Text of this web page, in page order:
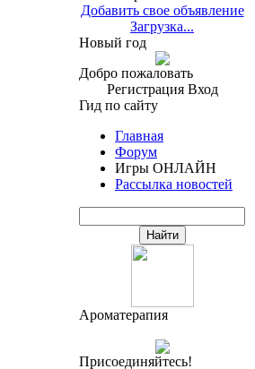
Добавить свое объявление
Загрузка...
Новый год
Добро пожаловать
Регистрация Вход
Гид по сайту
Главная
Форум
Игры ОНЛАЙН
Рассылка новостей
Ароматерапия
Присоединяйтесь!